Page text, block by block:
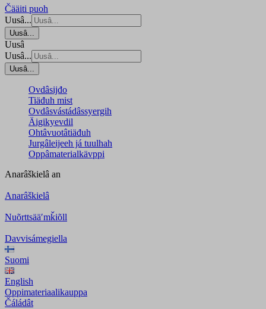
Čääiti puoh
Uusâ...
Uusâ...
Uusâ
Uusâ...
Uusâ...
Ovdâsijđo
Tiäđuh mist
Ovdâsvástádâssyergih
Äigikyevdil
Ohtâvuotâtiäđuh
Jurgâleijeeh já tuulhah
Oppâmaterialkävppi
Anarâškielâ an
Anarâškielâ
Nuõrttsääʹmǩiõll
Davvisámegiella
Suomi
English
Oppimateriaalikauppa
Čáládât